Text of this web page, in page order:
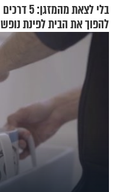
בלי לצאת מהמזגן: 5 דרכים
להפוך את הבית לפינת נופש
מעוצבת